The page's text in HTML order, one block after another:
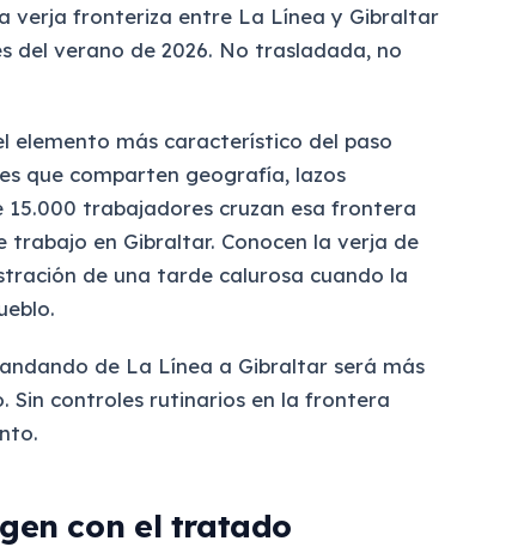
verja fronteriza entre La Línea y Gibraltar
del verano de 2026. No trasladada, no
elemento más característico del paso
que comparten geografía, lazos
trabajadores cruzan esa frontera
trabajo en Gibraltar. Conocen la verja de
de una tarde calurosa cuando la
de La Línea a Gibraltar será más
Sin controles rutinarios en la frontera
con el tratado